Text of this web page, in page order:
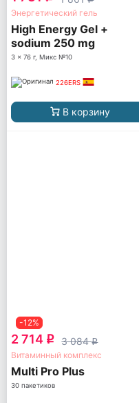
Энергетический гель
High Energy Gel +
sodium 250 mg
3 x 76 г, Микс №10
226ERS
В корзину
-12%
2 714 q 3 084q
Витаминный комплекс
Multi Pro Plus
30 пакетиков